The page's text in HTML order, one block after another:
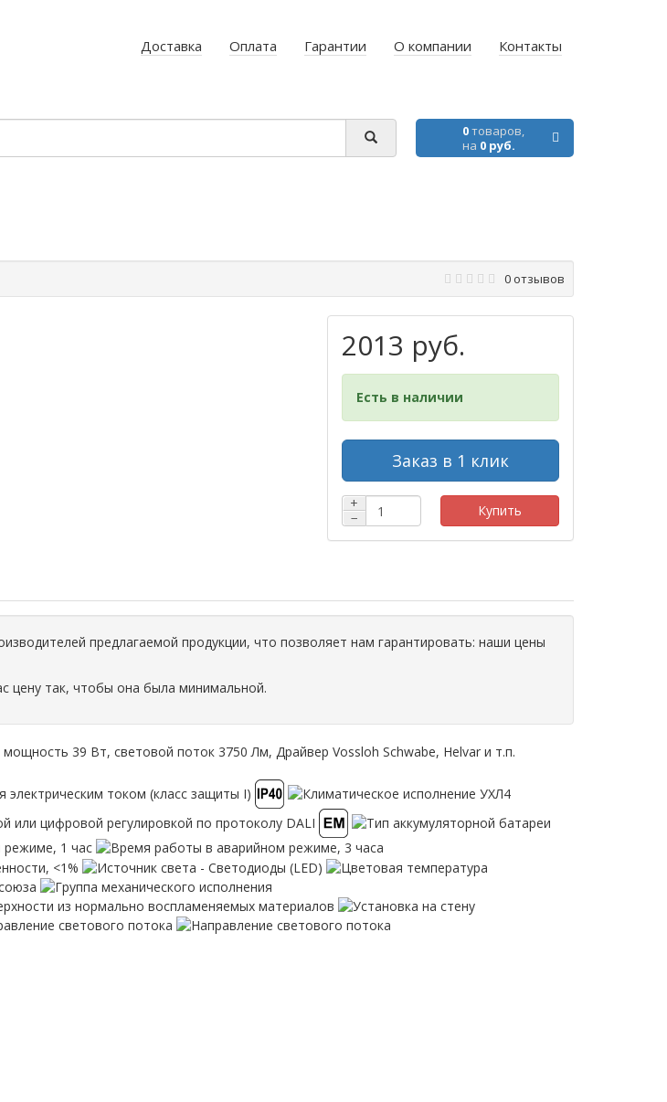
Доставка Оплата Гарантии О компании Контакты
0товаров,
на 0 руб.
0 отзывов
2013 руб.
Есть в наличии
Заказ в 1 клик
+
−
Купить
предлагаемой продукции, что позволяет нам гарантировать: наши цены
цену так, чтобы она была минимальной.
39 Вт, световой поток 3750 Лм, Драйвер Vossloh Schwabe, Helvar и т.п.